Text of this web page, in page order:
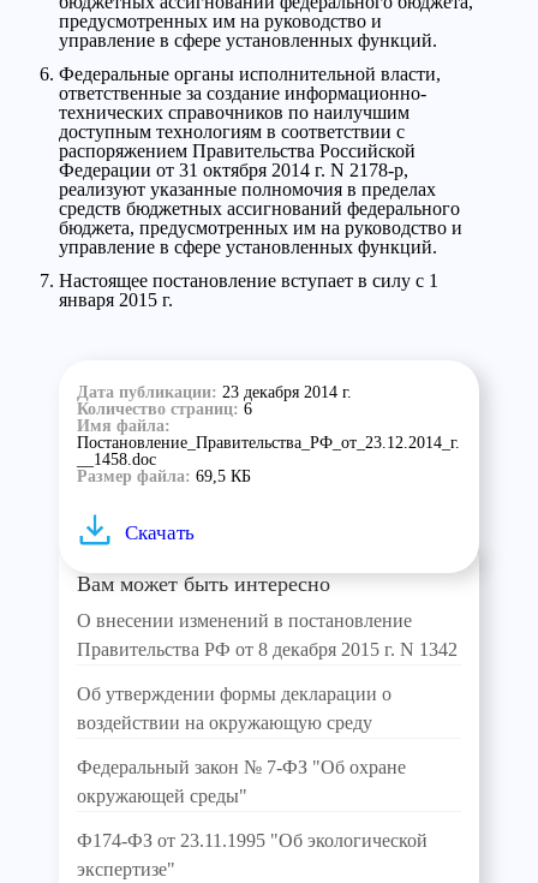
предусмотренных им на руководство и
управление в сфере установленных функций.
Федеральные органы исполнительной власти,
ответственные за создание информационно-
технических справочников по наилучшим
доступным технологиям в соответствии с
распоряжением Правительства Российской
Федерации от 31 октября 2014 г. N 2178-р,
реализуют указанные полномочия в пределах
средств бюджетных ассигнований федерального
бюджета, предусмотренных им на руководство и
управление в сфере установленных функций.
Настоящее постановление вступает в силу с 1
января 2015 г.
Дата публикации: 23 декабря 2014 г.
Количество страниц: 6
Имя файла:
Постановление_Правительства_РФ_от_23.12.2014_г.
__1458.doc
Размер файла: 69,5 КБ
Скачать
Вам может быть интересно
О внесении изменений в постановление
Правительства РФ от 8 декабря 2015 г. N 1342
Об утверждении формы декларации о
воздействии на окружающую среду
Федеральный закон № 7-ФЗ "Об охране
окружающей среды"
Ф174-ФЗ от 23.11.1995 "Об экологической
экспертизе"